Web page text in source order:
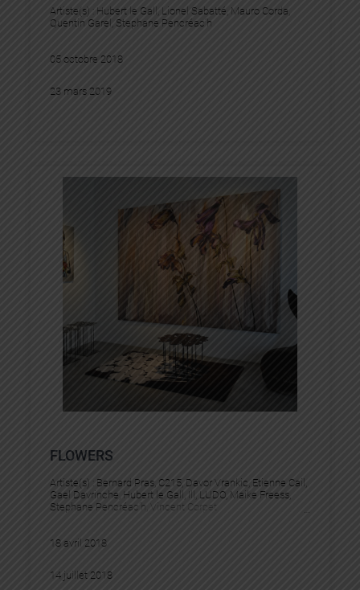
Artiste(s) : Hubert le Gall , Lionel Sabatté Mauro Corda
Quentin Garel , Stephane Pencréac’h
05 octobre 2018
23 mars 2019
FLOWERS
Artiste(s) : Bernard Pras, C215, Davor Vrankic, Etienne Cail
Gael Davrinche Hubert le Gall , LUDO, Maike Freess
Stephane Pencréac’h Vincent Corpet
18 avril 2018
14 juillet 2018